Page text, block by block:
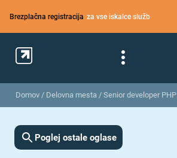
Brezplačna registracija za vse iskalce služb
Domov / Delovna mesta / Senior developer PHP
Poglej ostale oglase